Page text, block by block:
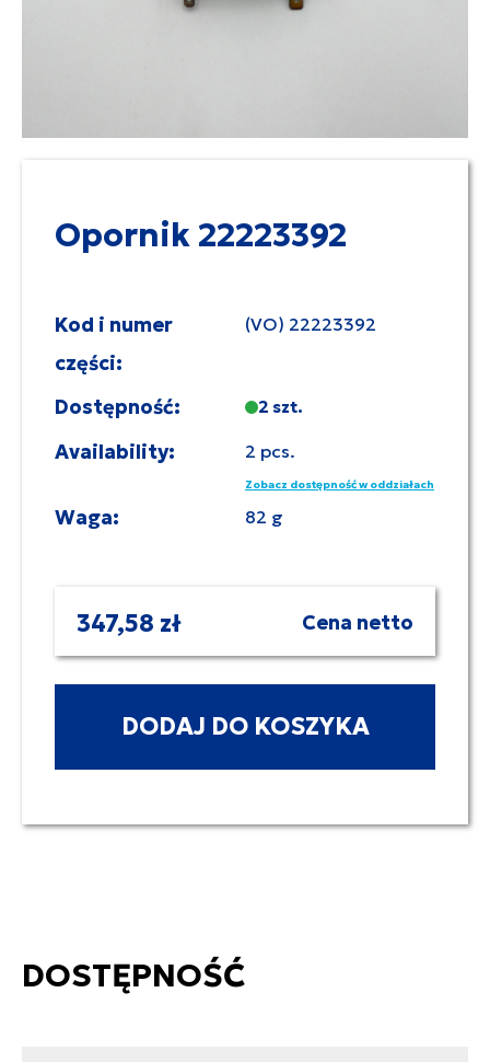
Opornik 22223392
Kod i numer
części:
(VO) 22223392
Dostępność: 2 szt.
Availability: 2 pcs.
Zobacz dostępność w oddziałach
Waga: 82 g
347,58 zł Cena netto
DODAJ DO KOSZYKA
DOSTĘPNOŚĆ